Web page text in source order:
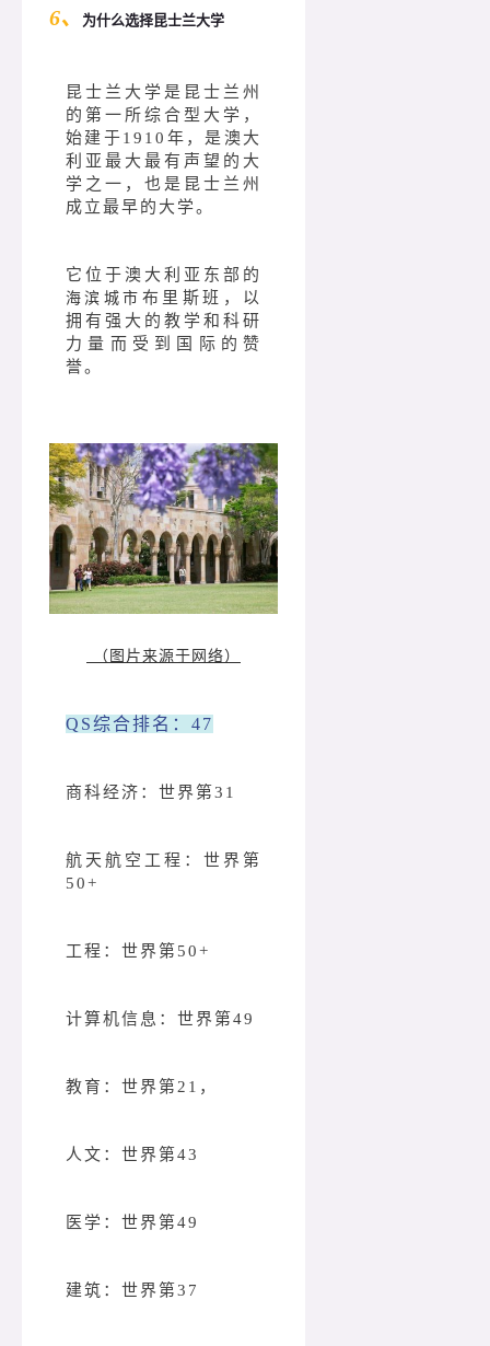
6、 为什么选择昆士兰大学
昆士兰大学是昆士兰州
的第一所综合型大学，
始建于1910年，是澳大
利亚最大最有声望的大
学之一，也是昆士兰州
成立最早的大学。
它位于澳大利亚东部的
海滨城市 布里斯班，以
拥有强大的教学和科研
力量而受到国际的赞
誉。
（图片来源于网络）
QS综合排名：47
商科经济：世界第31
航天航空工程：世界第
50+
工程：世界第50+
计算机信息：世界第49
教育：世界第21，
人文：世界第43
医学：世界第49
建筑：世界第37